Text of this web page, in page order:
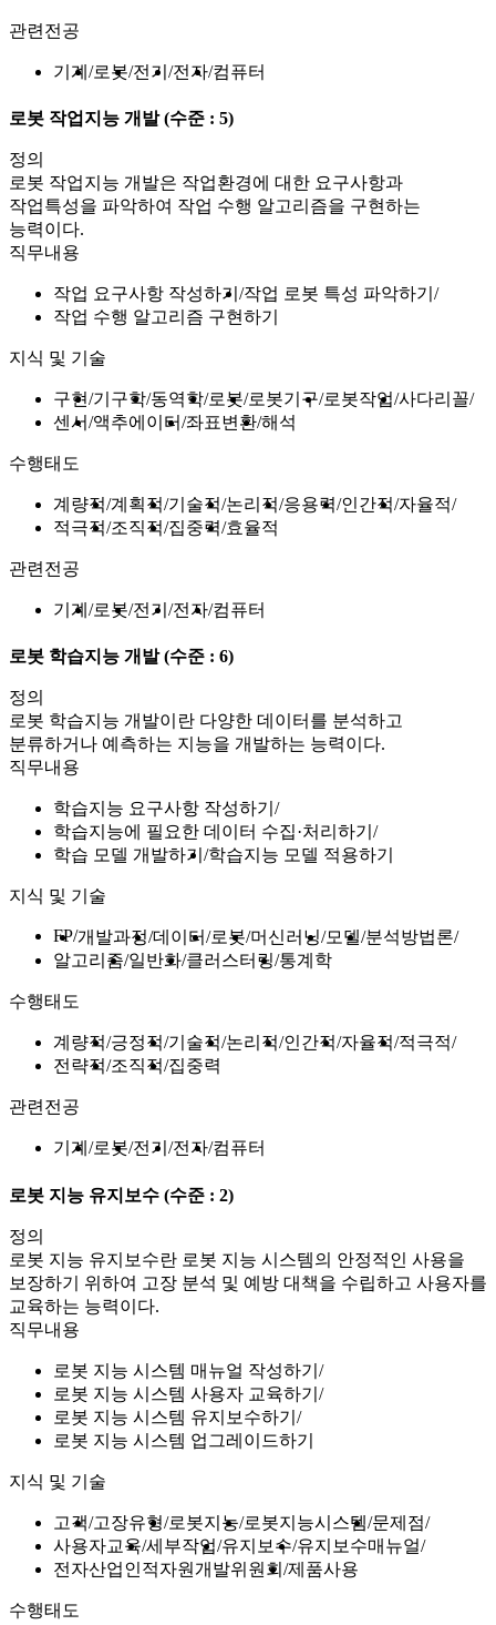
관련전공
기계 로봇 전기 전자 컴퓨터
로봇 작업지능 개발(수준 : 5)
정의
로봇 작업지능 개발은 작업환경에 대한 요구사항과
작업특성을 파악하여 작업 수행 알고리즘을 구현하는
능력이다.
직무내용
작업 요구사항 작성하기
작업 로봇 특성 파악하기
작업 수행 알고리즘 구현하기
지식 및 기술
구현 기구학 동역학 로봇 로봇기구 로봇작업 사다리꼴
센서 액추에이터 좌표변환 해석
수행태도
계량적 계획적 기술적 논리적 응용력 인간적 자율적
적극적 조직적 집중력 효율적
관련전공
기계 로봇 전기 전자 컴퓨터
로봇 학습지능 개발(수준 : 6)
정의
로봇 학습지능 개발이란 다양한 데이터를 분석하고
분류하거나 예측하는 지능을 개발하는 능력이다.
직무내용
학습지능 요구사항 작성하기
학습지능에 필요한 데이터 수집·처리하기
학습 모델 개발하기
학습지능 모델 적용하기
지식 및 기술
FP 개발과정 데이터 로봇 머신러닝 모델 분석방법론
알고리즘 일반화 클러스터링 통계학
수행태도
계량적 긍정적 기술적 논리적 인간적 자율적 적극적
전략적 조직적 집중력
관련전공
기계 로봇 전기 전자 컴퓨터
로봇 지능 유지보수 (수준 : 2)
정의
로봇 지능 유지보수란 로봇 지능 시스템의 안정적인 사용을
보장하기 위하여 고장 분석 및 예방 대책을 수립하고 사용자를
교육하는 능력이다.
직무내용
로봇 지능 시스템 매뉴얼 작성하기
로봇 지능 시스템 사용자 교육하기
로봇 지능 시스템 유지보수하기
로봇 지능 시스템 업그레이드하기
지식 및 기술
고객 고장유형 로봇지능 로봇지능시스템 문제점
사용자교육 세부작업 유지보수 유지보수매뉴얼
전자산업인적자원개발위원회 제품사용
수행태도